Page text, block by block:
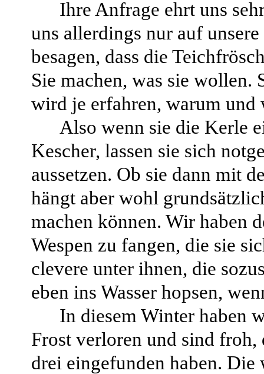
Ihre Anfrage ehrt uns
uns allerdings nur auf
besagen, dass die
Sie machen, was sie wollen.
wird je erfahren, warum und
Also wenn sie die Kerle
Kescher, lassen sie sich
aussetzen. Ob sie dann mit
hängt aber wohl
machen können. Wir haben
Wespen zu fangen, die sie
clevere unter ihnen, die
eben ins Wasser hopsen,
In diesem Winter haben
Frost verloren und sind
drei eingefunden haben. Die